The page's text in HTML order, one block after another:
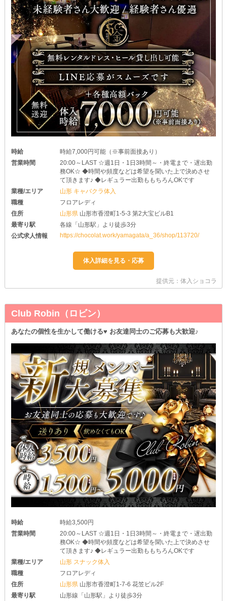
時給
時給7,000円可能（※事前面接あり）
営業時間
20:00～LAST ☆週1日・1日3時間～・終電まで・遅出勤
務OK☆ ◆時間や頻度などは希望を聞いた上で決めさせ
て頂きます♪ ◆レギュラー出勤ももちろんOKです
業種/エリア
山形 キャバクラ体入
職種
フロアレディ
住所
山形県 山形市香澄町1-5-3 第2大宝ビルB1
最寄り駅
各線「山形駅」より徒歩3分
公式求人情報
https://chocolat.work/yamagata/a_36/shop/113720/
提供元：体入ショコラ
Club Robin（ロビン）
あなたの個性を生かして働ける♥ お友達同士のご応募も大歓迎♪
時給
時給3,500円
営業時間
20:00～LAST ☆週1日・1日3時間～・終電まで・遅出勤
務OK☆ ◆時間や頻度などは希望を聞いた上で決めさせ
て頂きます♪ ◆レギュラー出勤ももちろんOKです
業種/エリア
山形 スナック体入
職種
フロアレディ
住所
山形県 山形市香澄町1-7-6 花笠ビル2F
最寄り駅
山形線「山形駅」より徒歩3分